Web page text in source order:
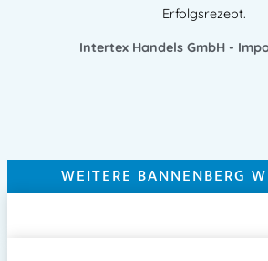
Erfolgsrezept.
Intertex Handels GmbH -
WEITERE BANNENBERG